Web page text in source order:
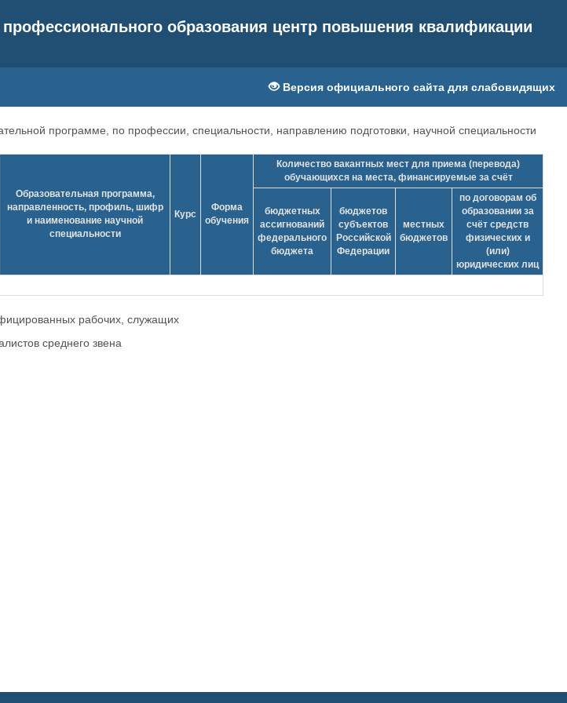
образования центр повышения квалификации
Версия официального сайта для слабовидящих
программе, по профессии, специальности, направлению подготовки, научной специальности
Образовательная программа,
направленность, профиль, шифр
и наименование научной
специальности
Курс
Форма
обучения
Количество вакантных мест для приема (перевода)
обучающихся на места, финансируемые за счёт
бюджетных
ассигнований
федерального
бюджета
бюджетов
субъектов
Российской
Федерации
местных
бюджетов
по договорам об
образовании за
счёт средств
физических и
(или)
юридических лиц
рабочих, служащих
среднего звена